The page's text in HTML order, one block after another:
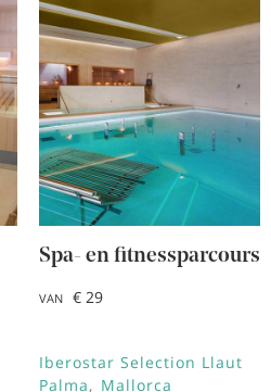
Spa- en fitnessparcours
VAN € 29
Iberostar Selection Llaut
Palma
Mallorca